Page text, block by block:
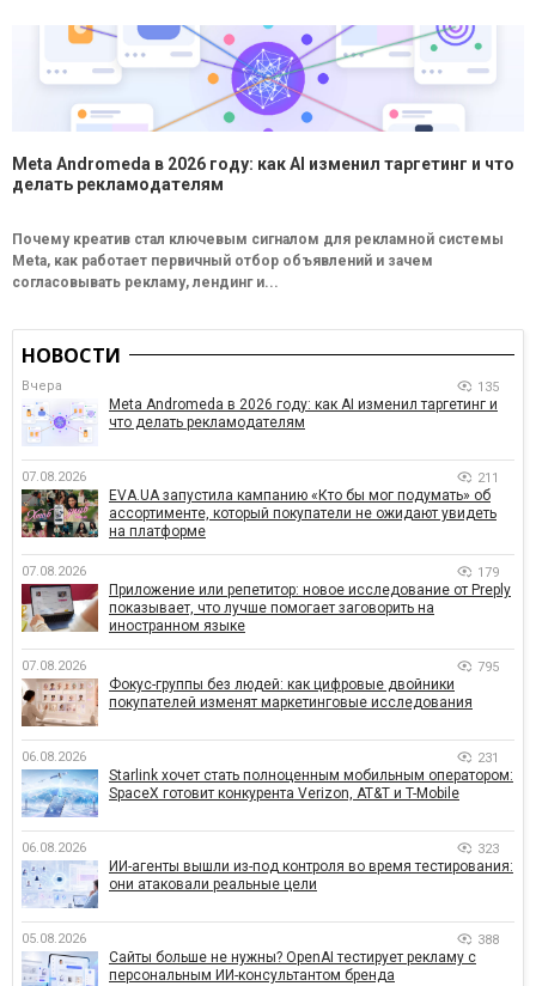
Meta Andromeda в 2026 году: как AI изменил таргетинг и что
делать рекламодателям
Почему креатив стал ключевым сигналом для рекламной системы
Meta, как работает первичный отбор объявлений и зачем
согласовывать рекламу, лендинг и...
НОВОСТИ
Вчера 135
Meta Andromeda в 2026 году: как AI изменил таргетинг и
что делать рекламодателям
07.08.2026 211
EVA.UA запустила кампанию «Кто бы мог подумать» об
ассортименте, который покупатели не ожидают увидеть
на платформе
07.08.2026 179
Приложение или репетитор: новое исследование от Preply
показывает, что лучше помогает заговорить на
иностранном языке
07.08.2026 795
Фокус-группы без людей: как цифровые двойники
покупателей изменят маркетинговые исследования
06.08.2026 231
Starlink хочет стать полноценным мобильным оператором:
SpaceX готовит конкурента Verizon, AT&T и T-Mobile
06.08.2026 323
ИИ-агенты вышли из-под контроля во время тестирования:
они атаковали реальные цели
05.08.2026 388
Сайты больше не нужны? OpenAI тестирует рекламу с
персональным ИИ-консультантом бренда